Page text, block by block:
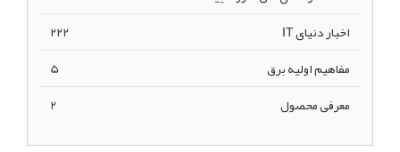
اخبار دنیای IT
222
مفاهیم اولیه برق
5
معرفی محصول
2